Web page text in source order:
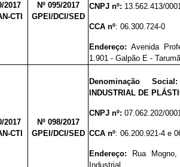
2017
CTI
Nº 095/2017
GPEI/DCI/SED
CNPJ nº: 13.562.413/
CCA nº: 06.300.724-0
Endereço:Avenida
1.901 - Galpão E -
2017
CTI
Nº 098/2017
GPEI/DCI/SED
Denominação Social:
INDUSTRIAL DE
CNPJ nº:07.062.202/
CCA nº: 06.200.921-4 e
Endereço:
Rua
Industrial